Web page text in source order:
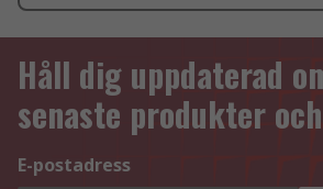
Håll dig uppdaterad
senaste produkter
E-postadress